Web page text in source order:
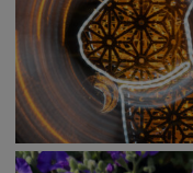
EkoMesto
Tradície
Zvieratá
Súťaž